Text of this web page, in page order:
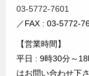
03-5772-7601
／FAX : 03-5772-
【営業時間】
平日 : 9時30分～
はお問い合わせ下